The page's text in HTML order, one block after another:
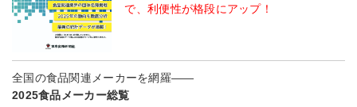
で、利便性が格段にアップ！
全国の食品関連メーカーを網羅――
2025食品メーカー総覧